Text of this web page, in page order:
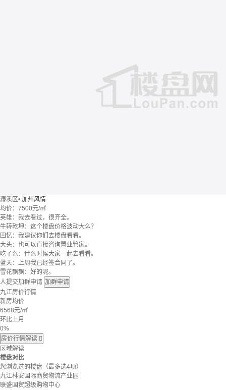
濂溪区• 加州风情
均价： 7500元/㎡
英雄：我去看过，很齐全。
牛转乾坤：这个楼盘价格波动大么？
回忆：我建议你们去楼盘看看。
大头：也可以直接咨询置业管家。
吃了么：什么时候大家一起去看看。
蓝天：上周我已经签合同了。
雪花飘飘：好的呢。
人提交加群申请 加群申请
九江房价行情
新房均价
6568元/㎡
环比上月
0%
房价行情解读 
区域解读
楼盘对比
您浏览过的楼盘 （最多选4项）
九江林安国际商贸物流产业园
联盛国贸超级购物中心